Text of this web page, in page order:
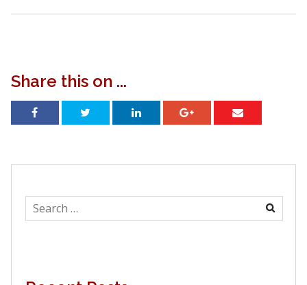
Share this on ...
Search
for: